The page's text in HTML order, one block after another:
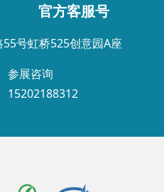
官方客服号
号虹桥525创意园A座
参展咨询
15202188312